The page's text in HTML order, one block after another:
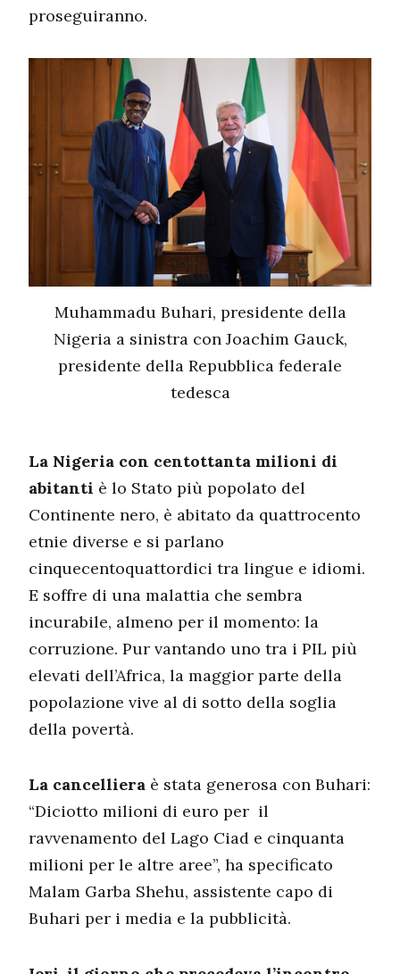
proseguiranno.
Muhammadu Buhari, presidente della
Nigeria a sinistra con Joachim Gauck,
presidente della Repubblica federale
tedesca
La Nigeria con centottanta milioni di
abitanti è lo Stato più popolato del
Continente nero, è abitato da quattrocento
etnie diverse e si parlano
cinquecentoquattordici tra lingue e idiomi.
E soffre di una malattia che sembra
incurabile, almeno per il momento: la
corruzione. Pur vantando uno tra i PIL più
elevati dell’Africa, la maggior parte della
popolazione vive al di sotto della soglia
della povertà.
La cancelliera è stata generosa con Buhari:
“Diciotto milioni di euro per il
ravvenamento del Lago Ciad e cinquanta
milioni per le altre aree”, ha specificato
Malam Garba Shehu, assistente capo di
Buhari per i media e la pubblicità.